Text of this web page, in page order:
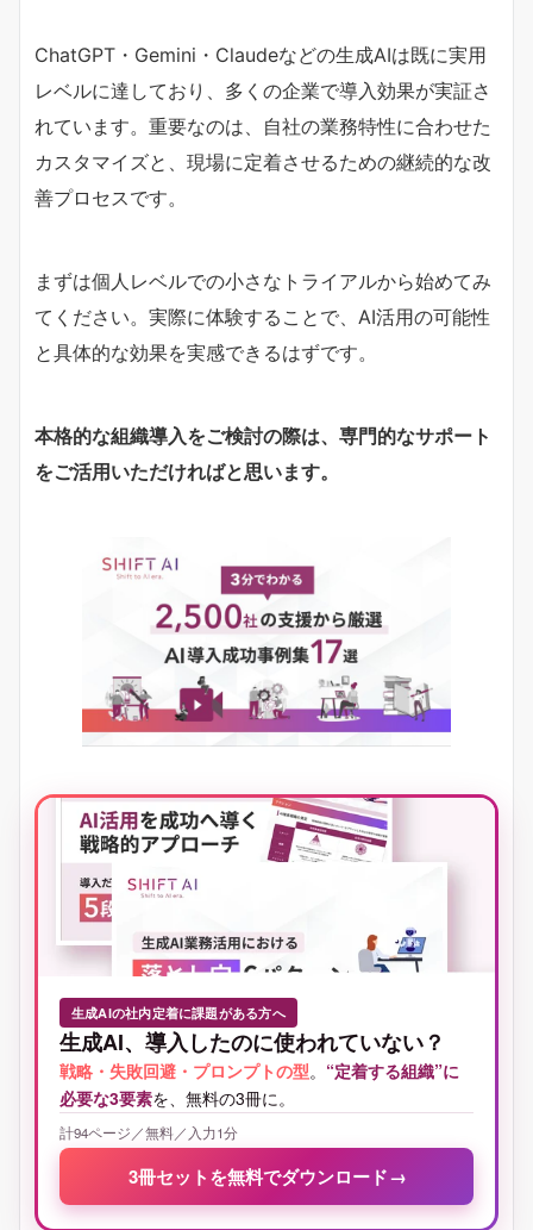
ChatGPT・Gemini・Claudeなどの生成AIは既に実用
レベルに達しており、多くの企業で導入効果が実証さ
れています。重要なのは、自社の業務特性に合わせた
カスタマイズと、現場に定着させるための継続的な改
善プロセスです。
まずは個人レベルでの小さなトライアルから始めてみ
てください。実際に体験することで、AI活用の可能性
と具体的な効果を実感できるはずです。
本格的な組織導入をご検討の際は、専門的なサポート
をご活用いただければと思います。
生成AIの社内定着に課題がある方へ
生成AI、導入したのに使われていない？
戦略・失敗回避・プロンプトの型。 “定着する組織”に
必要な3要素を、無料の3冊に。
計94ページ／無料／入力1分
3冊セットを無料でダウンロード →